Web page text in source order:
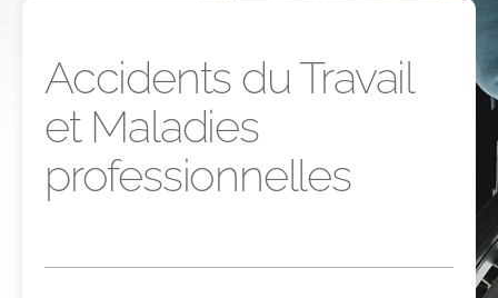
Accidents du Travail
et Maladies
professionnelles